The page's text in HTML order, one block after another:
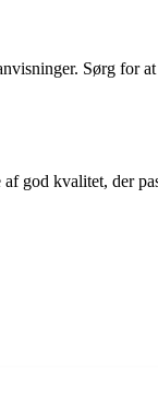
Sørg for
god kvalitet, der